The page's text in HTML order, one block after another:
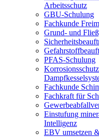
Arbeitsschutz
GBU-Schulung
Fachkunde
Grund- und
PFAS-Schulung
Fachkunde
Fachkraft für
Einstufung
Intelligenz
EBV umsetzen